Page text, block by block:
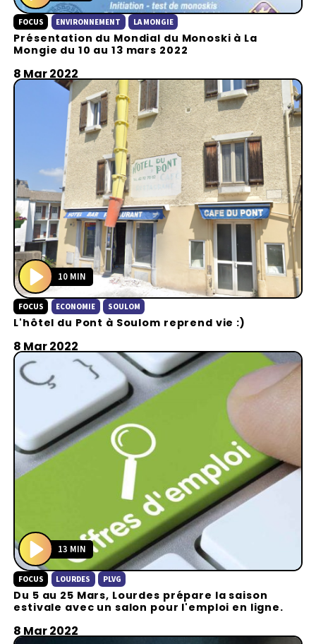
P
l
a
y
FOCUS ENVIRONNEMENT LA MONGIE
Présentation du Mondial du Monoski à La
Mongie du 10 au 13 mars 2022
8 Mar 2022
P
l
a
y
10 MIN
FOCUS ECONOMIE SOULOM
L'hôtel du Pont à Soulom reprend vie :)
8 Mar 2022
P
l
a
13 MIN
FOCUS LOURDES PLVG
Du 5 au 25 Mars, Lourdes prépare la saison
estivale avec un salon pour l'emploi en ligne.
8 Mar 2022